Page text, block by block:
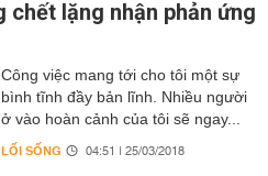
chết lặng nhận phản ứng
Công việc mang tới cho tôi một sự
bình tĩnh đầy bản lĩnh. Nhiều người
ở vào hoàn cảnh của tôi sẽ ngay...
LỐI SỐNG 04:51 | 25/03/2018